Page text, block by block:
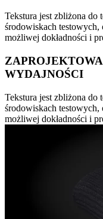
Tekstura jest zbliżona do
środowiskach testowych,
możliwej dokładności i
WYDAJNOŚCI
Tekstura jest zbliżona do
środowiskach testowych,
możliwej dokładności i